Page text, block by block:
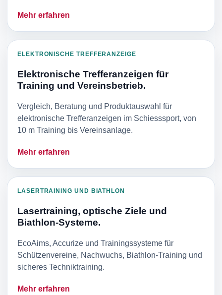
Mehr erfahren
ELEKTRONISCHE TREFFERANZEIGE
Elektronische Trefferanzeigen für
Training und Vereinsbetrieb.
Vergleich, Beratung und Produktauswahl für
elektronische Trefferanzeigen im Schiesssport, von
10 m Training bis Vereinsanlage.
Mehr erfahren
LASERTRAINING UND BIATHLON
Lasertraining, optische Ziele und
Biathlon-Systeme.
EcoAims, Accurize und Trainingssysteme für
Schützenvereine, Nachwuchs, Biathlon-Training und
sicheres Techniktraining.
Mehr erfahren